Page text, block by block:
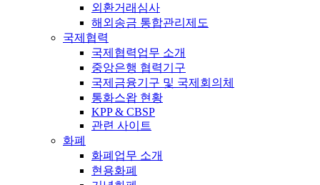
외환거래심사
해외송금 통합관리제도
국제협력
국제협력업무 소개
중앙은행 협력기구
국제금융기구 및 국제회의체
통화스왑 현황
KPP & CBSP
관련 사이트
화폐
화폐업무 소개
현용화폐